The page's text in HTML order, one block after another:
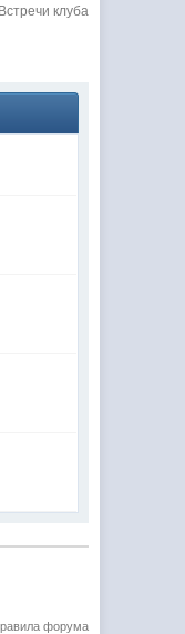
клуба
форума